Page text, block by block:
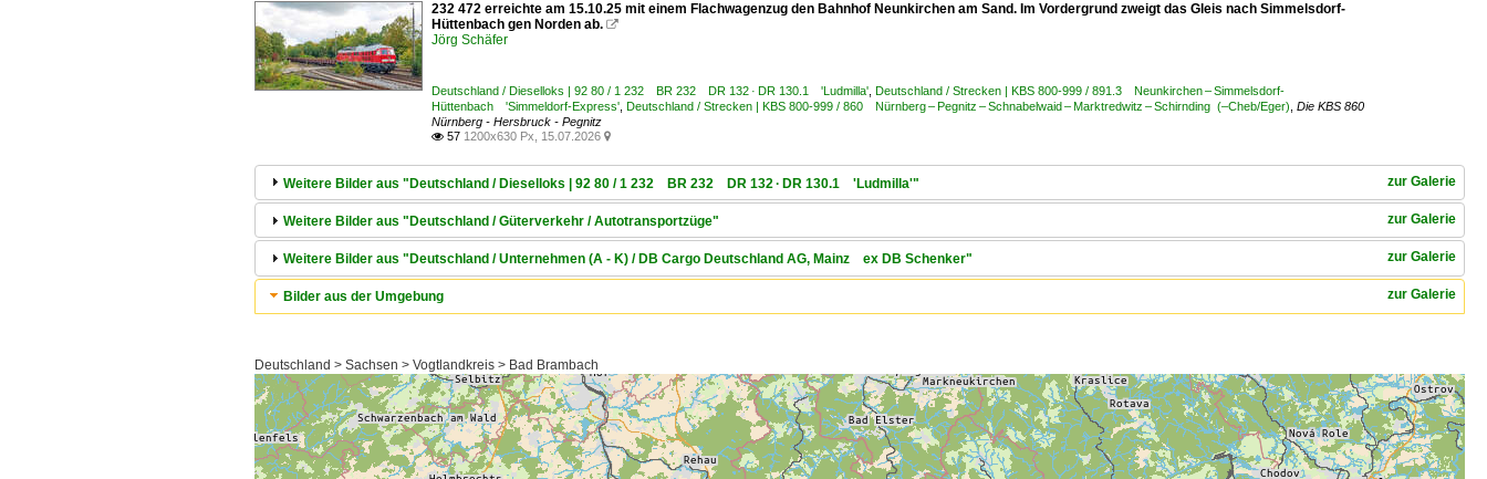
232 472 erreichte am 15.10.25 mit einem Flachwagenzug den Bahnhof Neunkirchen am Sand. Im Vordergrund zweigt das Gleis nach Simmelsdorf-
Hüttenbach gen Norden ab. 
Jörg Schäfer
Deutschland / Dieselloks | 92 80 / 1 232 BR 232 DR 132 · DR 130.1 'Ludmilla' Deutschland / Strecken | KBS 800-999 / 891.3 Neunkirchen – Simmelsdorf-
Hüttenbach 'Simmeldorf-Express' Deutschland / Strecken | KBS 800-999 / 860 Nürnberg – Pegnitz – Schnabelwaid – Marktredwitz – Schirnding (–Cheb/Eger) Die KBS 860
Nürnberg - Hersbruck - Pegnitz
 57 1200x630 Px, 15.07.2026 
zur Galerie
Weitere Bilder aus "Deutschland / Dieselloks | 92 80 / 1 232 BR 232 DR 132 · DR 130.1 'Ludmilla'"
zur Galerie
Weitere Bilder aus "Deutschland / Güterverkehr / Autotransportzüge"
zur Galerie
Weitere Bilder aus "Deutschland / Unternehmen (A - K) / DB Cargo Deutschland AG, Mainz ex DB Schenker"
zur Galerie
Bilder aus der Umgebung
Deutschland > Sachsen > Vogtlandkreis > Bad Brambach